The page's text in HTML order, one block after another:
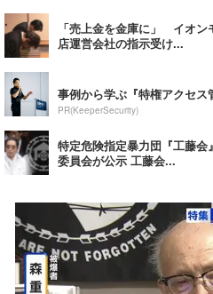
「売上金を金庫に」 イオ
店運営会社の指示受け...
事例から学ぶ『特権アクセス
PR(KeeperSecurity)
特定危険指定暴力団『工藤
委員会が公示 工藤会...